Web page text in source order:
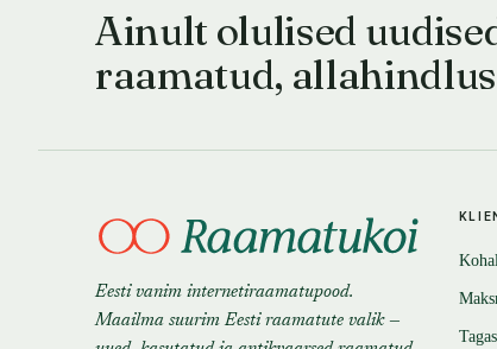
Ainult olulised
raamatud,
Eesti vanim internetiraamatupood.
Maailma suurim Eesti raamatute valik —